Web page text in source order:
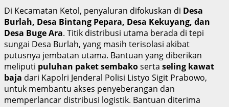
Di Kecamatan Ketol, penyaluran difokuskan di Desa
Burlah, Desa Bintang Pepara, Desa Kekuyang, dan
Desa Buge Ara. Titik distribusi utama berada di tepi
sungai Desa Burlah, yang masih terisolasi akibat
putusnya jembatan utama. Bantuan yang diberikan
meliputi puluhan paket sembakoserta seling kawat
baja dari Kapolri Jenderal Polisi Listyo Sigit Prabowo,
untuk membantu akses penyeberangan dan
memperlancar distribusi logistik. Bantuan diterima